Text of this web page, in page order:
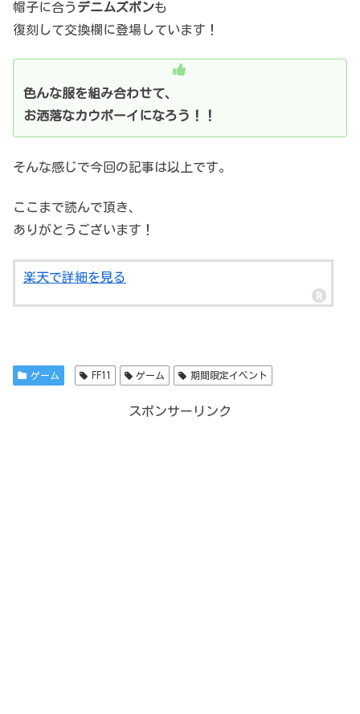
帽子に合う デニムズボンも
復刻して交換欄に登場しています！
色んな服を組み合わせて、
お洒落なカウボーイになろう！！
そんな感じで今回の記事は以上です。
ここまで読んで頂き、
ありがとうございます！
楽天で詳細を見る
ゲーム FF11 ゲーム 期間限定イベント
スポンサーリンク